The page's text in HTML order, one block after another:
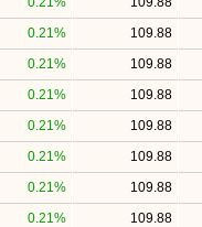
109.88
0.21%
109.88
0.21%
109.88
0.21%
109.88
0.21%
109.88
0.21%
109.88
0.21%
109.88
0.21%